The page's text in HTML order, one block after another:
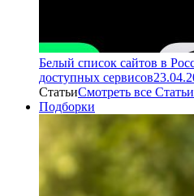
Белый список сайтов в
доступных сервисов
СтатьиСмотреть все Статьи
Подборки